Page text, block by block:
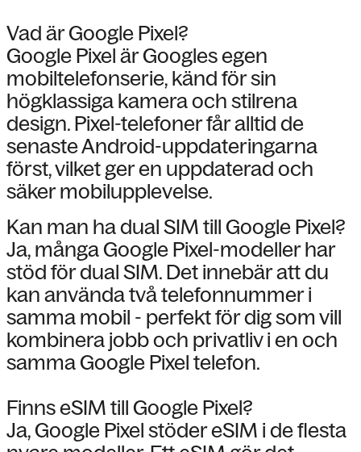
Vad är Google Pixel?
Google Pixel är Googles egen
mobiltelefonserie, känd för sin
högklassiga kamera och stilrena
design. Pixel-telefoner får alltid de
senaste Android-uppdateringarna
först, vilket ger en uppdaterad och
säker mobilupplevelse.
Kan man ha dual SIM till Google Pixel?
Ja, många Google Pixel-modeller har
stöd för dual SIM. Det innebär att du
kan använda två telefonnummer i
samma mobil - perfekt för dig som vill
kombinera jobb och privatliv i en och
samma Google Pixel telefon.
Finns eSIM till Google Pixel?
Ja, Google Pixel stöder eSIM i de flesta